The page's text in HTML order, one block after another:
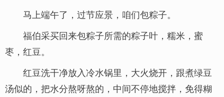
马上端午了，过节应景，咱们包粽子。
福伯采买回来包粽子所需的粽子叶，糯米，蜜
枣，红豆。
红豆洗干净放入冷水锅里，大火烧开，跟煮绿豆
汤似的，把水分熬呀熬的，中间不停地搅拌，免得糊